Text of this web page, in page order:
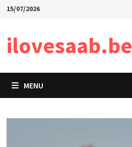
Skip15/07/2026
ilovesaab.be
MENU